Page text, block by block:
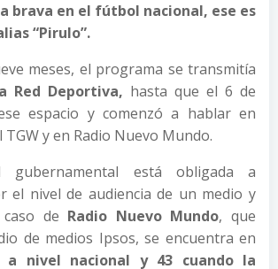
brava en el fútbol nacional, ese es
“Pirulo”.
meses, el programa se transmitía
Red Deportiva, hasta que el 6 de
espacio y comenzó a hablar en
TGW y en Radio Nuevo Mundo.
gubernamental está obligada a
el nivel de audiencia de un medio y
de Radio Nuevo Mundo, que
de medios Ipsos, se encuentra en
a nivel nacional y 43 cuando la